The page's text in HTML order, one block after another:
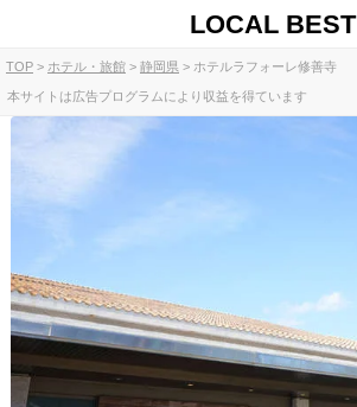
LOCAL BEST
TOP ホテル・旅館 静岡県 ホテルラフォーレ修善寺
本サイトは広告プログラムにより収益を得ています